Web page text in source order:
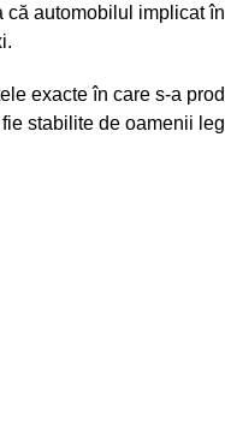
că automobilul implicat
exacte în care s-a
stabilite de oamenii